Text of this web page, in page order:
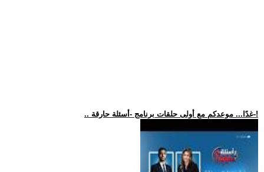
.. غدًا... موعدكم مع أولى حلقات برنامج -أسئلة حارقة-!